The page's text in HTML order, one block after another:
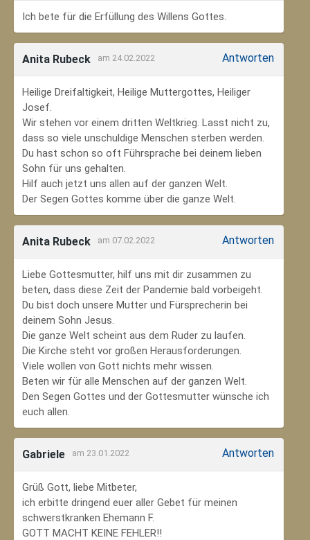
Ich bete für die Erfüllung des Willens Gottes.
Anita Rubeck am 24.02.2022 Antworten
Heilige Dreifaltigkeit, Heilige Muttergottes, Heiliger
Josef.
Wir stehen vor einem dritten Weltkrieg. Lasst nicht zu,
dass so viele unschuldige Menschen sterben werden.
Du hast schon so oft Führsprache bei deinem lieben
Sohn für uns gehalten.
Hilf auch jetzt uns allen auf der ganzen Welt.
Der Segen Gottes komme über die ganze Welt.
Anita Rubeck am 07.02.2022 Antworten
Liebe Gottesmutter, hilf uns mit dir zusammen zu
beten, dass diese Zeit der Pandemie bald vorbeigeht.
Du bist doch unsere Mutter und Fürsprecherin bei
deinem Sohn Jesus.
Die ganze Welt scheint aus dem Ruder zu laufen.
Die Kirche steht vor großen Herausforderungen.
Viele wollen von Gott nichts mehr wissen.
Beten wir für alle Menschen auf der ganzen Welt.
Den Segen Gottes und der Gottesmutter wünsche ich
euch allen.
Gabriele am 23.01.2022 Antworten
Grüß Gott, liebe Mitbeter,
ich erbitte dringend euer aller Gebet für meinen
schwerstkranken Ehemann F.
GOTT MACHT KEINE FEHLER!!